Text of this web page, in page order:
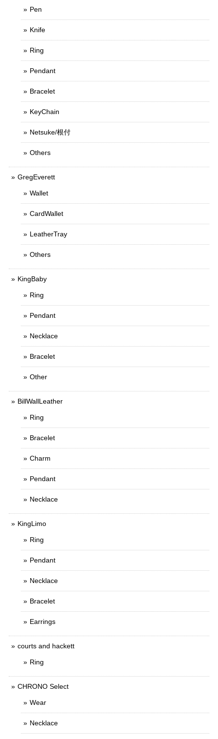
Pen
Knife
Ring
Pendant
Bracelet
KeyChain
Netsuke/根付
Others
GregEverett
Wallet
CardWallet
LeatherTray
Others
KingBaby
Ring
Pendant
Necklace
Bracelet
Other
BillWallLeather
Ring
Bracelet
Charm
Pendant
Necklace
KingLimo
Ring
Pendant
Necklace
Bracelet
Earrings
courts and hackett
Ring
CHRONO Select
Wear
Necklace